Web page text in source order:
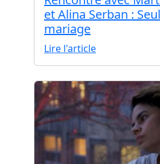
et Alina Serban :
mariage
Lire l'article